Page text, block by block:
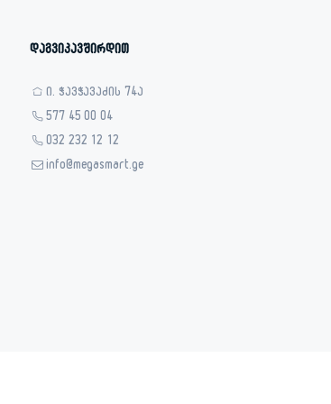
დაგვიკავშირდით
ი. ჭავჭავაძის 74ა
577 45 00 04
032 232 12 12
info@megasmart.ge